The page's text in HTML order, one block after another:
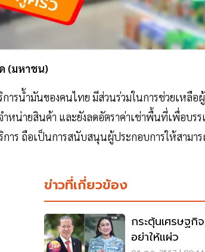
(มหาชน)
ารน้ำมันของคนไทย มีส่วนร่วมในการช่วยเหลื
ำหน่ายสินค้า และยังลดอัตราค่าเช่าพื้นที่เพื่อบร
การ ถือเป็นการสนับสนุนผู้ประกอบการให้สามา
ข่าวที่เกี่ยวข้อง
กระตุ้นเศรษฐกิ
อย่าให้แผ่ว